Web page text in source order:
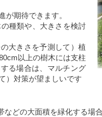
が期待できます。
種類や、大きさを検討
大きさを予測して）植
以上の樹木には支柱
る場合は、マルチング
）対策が望ましいです
などの大面積を緑化する場